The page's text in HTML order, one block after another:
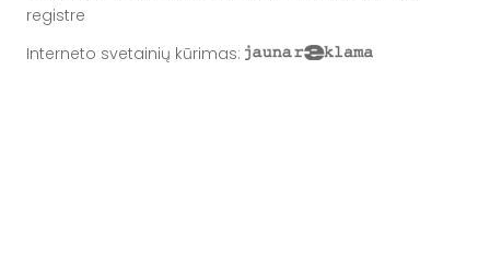
registre
Interneto svetainių kūrimas: